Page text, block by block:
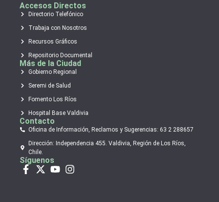
Accesos Directos
Directorio Telefónico
Trabaja con Nosotros
Recursos Gráficos
Repositorio Documental
Más de la Ciudad
Gobierno Regional
Seremi de Salud
Fomento Los Ríos
Hospital Base Valdivia
Contacto
Oficina de Información, Reclamos y Sugerencias: 63 2 288657
Dirección: Independencia 455. Valdivia, Región de Los Ríos,
Chile.
Síguenos